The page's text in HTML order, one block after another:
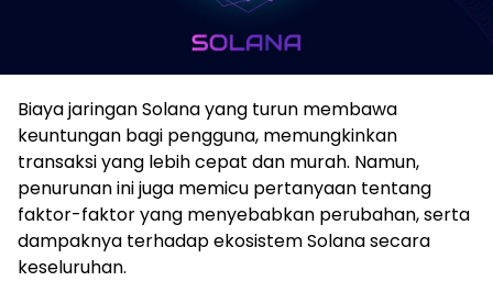
Biaya jaringan Solana yang turun membawa
keuntungan bagi pengguna, memungkinkan
transaksi yang lebih cepat dan murah. Namun,
penurunan ini juga memicu pertanyaan tentang
faktor-faktor yang menyebabkan perubahan, serta
dampaknya terhadap ekosistem Solana secara
keseluruhan.